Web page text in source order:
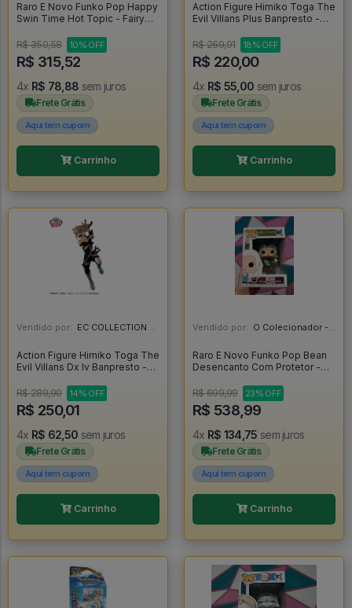
Raro E Novo Funko Pop Happy
Swin Time Hot Topic - Fairy
R$ 350,58
10% OFF
R$ 315,52
4x R$ 78,88 sem juros
Frete Grátis
Aqui tem cupom
Carrinho
Action Figure Himiko Toga The
Evil Villans Plus Banpresto -
Academia
R$ 269,91 18% OFF
R$ 220,00
4x R$ 55,00 sem juros
Frete Grátis
Aqui tem cupom
Carrinho
Vendido por: EC COLLECTION - SP
Action Figure Himiko Toga The
Evil Villans Dx Iv Banpresto -
R$ 289,90
14% OFF
R$ 250,01
4x R$ 62,50 sem juros
Frete Grátis
Aqui tem cupom
Carrinho
Vendido por: O Colecionador - SP
Raro E Novo Funko Pop Bean
Desencanto Com Protetor -
R$ 699,99
23% OFF
R$ 538,99
4x R$ 134,75 sem juros
Frete Grátis
Aqui tem cupom
Carrinho